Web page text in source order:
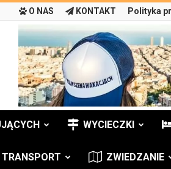
O NAS KONTAKT Polityka
WYCIECZKI
TRANSPORT ZWIEDZANIE